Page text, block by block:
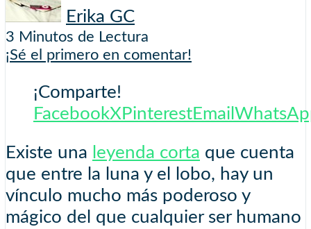
Erika GC
3 Minutos de Lectura
¡Sé el primero en comentar!
¡Comparte!
FacebookX PinterestEmail
Existe una leyenda corta que cuenta
que entre la luna y el lobo, hay un
vínculo mucho más poderoso y
mágico del que cualquier ser humano